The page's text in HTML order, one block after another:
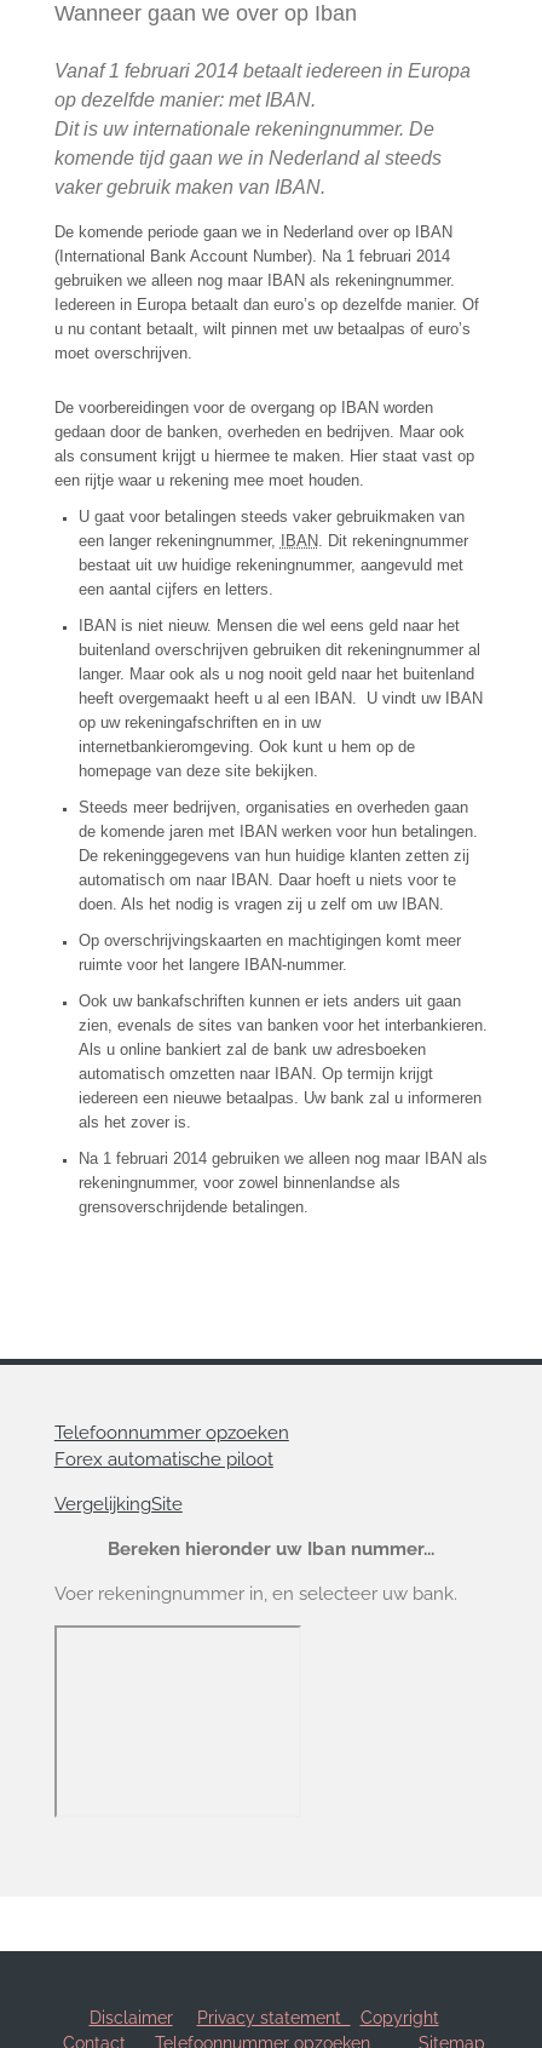
Wanneer gaan we over op Iban
Vanaf 1 februari 2014 betaalt iedereen in Europa
op dezelfde manier: met IBAN.
Dit is uw internationale rekeningnummer. De
komende tijd gaan we in Nederland al steeds
vaker gebruik maken van IBAN.
De komende periode gaan we in Nederland over op IBAN
(International Bank Account Number). Na 1 februari 2014
gebruiken we alleen nog maar IBAN als rekeningnummer.
Iedereen in Europa betaalt dan euro’s op dezelfde manier. Of
u nu contant betaalt, wilt pinnen met uw betaalpas of euro’s
moet overschrijven.
De voorbereidingen voor de overgang op IBAN worden
gedaan door de banken, overheden en bedrijven. Maar ook
als consument krijgt u hiermee te maken. Hier staat vast op
een rijtje waar u rekening mee moet houden.
U gaat voor betalingen steeds vaker gebruikmaken van
een langer rekeningnummer,
IBAN. Dit rekeningnummer
bestaat uit uw huidige rekeningnummer, aangevuld met
een aantal cijfers en letters.
IBAN is niet nieuw. Mensen die wel eens geld naar het
buitenland overschrijven gebruiken dit rekeningnummer al
langer. Maar ook als u nog nooit geld naar het buitenland
heeft overgemaakt heeft u al een IBAN. U vindt uw IBAN
op uw rekeningafschriften en in uw
internetbankieromgeving. Ook kunt u hem op de
homepage van deze site bekijken.
Steeds meer bedrijven, organisaties en overheden gaan
de komende jaren met IBAN werken voor hun betalingen.
De rekeninggegevens van hun huidige klanten zetten zij
automatisch om naar IBAN. Daar hoeft u niets voor te
doen. Als het nodig is vragen zij u zelf om uw IBAN.
Op overschrijvingskaarten en machtigingen komt meer
ruimte voor het langere IBAN-nummer.
Ook uw bankafschriften kunnen er iets anders uit gaan
zien, evenals de sites van banken voor het interbankieren.
Als u online bankiert zal de bank uw adresboeken
automatisch omzetten naar IBAN. Op termijn krijgt
iedereen een nieuwe betaalpas. Uw bank zal u informeren
als het zover is.
Na 1 februari 2014 gebruiken we alleen nog maar IBAN als
rekeningnummer, voor zowel binnenlandse als
grensoverschrijdende betalingen.
Telefoonnummer opzoeken
Forex automatische piloot
VergelijkingSite
Bereken hieronder uw Iban nummer...
Voer rekeningnummer in, en selecteer uw bank.
Disclaimer Privacy statement
Copyright
Contact
Telefoonnummer opzoeken Sitemap